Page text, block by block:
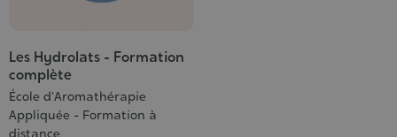
Les Hydrolats - Formation
complète
École d'Aromathérapie
Appliquée - Formation à
distance